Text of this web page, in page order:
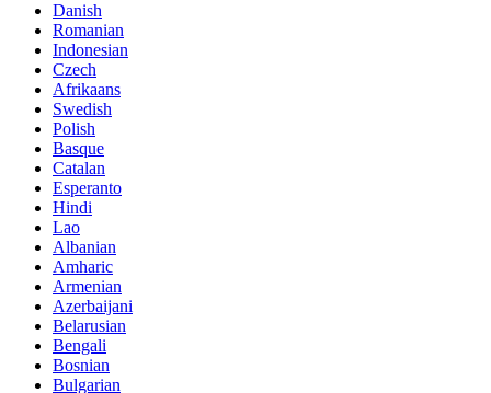
Danish
Romanian
Indonesian
Czech
Afrikaans
Swedish
Polish
Basque
Catalan
Esperanto
Hindi
Lao
Albanian
Amharic
Armenian
Azerbaijani
Belarusian
Bengali
Bosnian
Bulgarian